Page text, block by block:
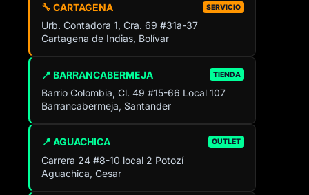
🔧 CARTAGENA SERVICIO
Urb. Contadora 1, Cra. 69 #31a-37
Cartagena de Indias, Bolívar
📍 BARRANCABERMEJA TIENDA
Barrio Colombia, Cl. 49 #15-66 Local 107
Barrancabermeja, Santander
📍 AGUACHICA OUTLET
Carrera 24 #8-10 local 2 Potozí
Aguachica, Cesar